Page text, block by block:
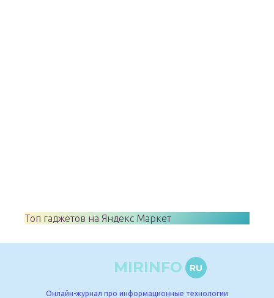
Топ гаджетов на Яндекс Маркет
MIRINFO RU
Онлайн-журнал про информационные технологии